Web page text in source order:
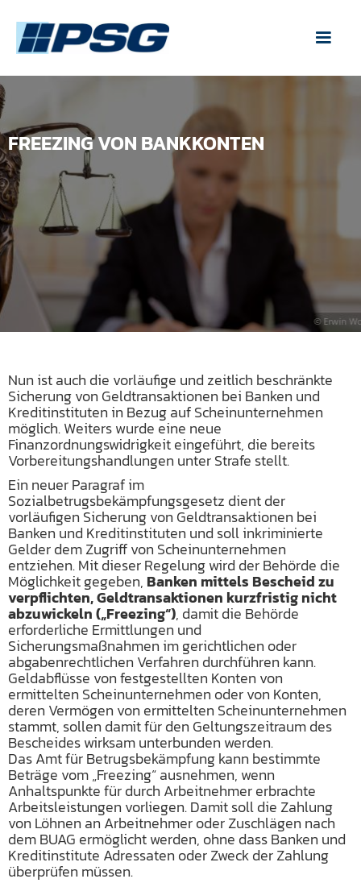
FREEZING VON BANKKONTEN
Nun ist auch die vorläufige und zeitlich beschränkte
Sicherung von Geldtransaktionen bei Banken und
Kreditinstituten in Bezug auf Scheinunternehmen
möglich. Weiters wurde eine neue
Finanzordnungswidrigkeit eingeführt, die bereits
Vorbereitungshandlungen unter Strafe stellt.
Ein neuer Paragraf im
Sozialbetrugsbekämpfungsgesetz dient der
vorläufigen Sicherung von Geldtransaktionen bei
Banken und Kreditinstituten und soll inkriminierte
Gelder dem Zugriff von Scheinunternehmen
entziehen. Mit dieser Regelung wird der Behörde die
Möglichkeit gegeben, Banken mittels Bescheid zu
verpflichten, Geldtransaktionen kurzfristig nicht
abzuwickeln („Freezing“), damit die Behörde
erforderliche Ermittlungen und
Sicherungsmaßnahmen im gerichtlichen oder
abgabenrechtlichen Verfahren durchführen kann.
Geldabflüsse von festgestellten Konten von
ermittelten Scheinunternehmen oder von Konten,
deren Vermögen von ermittelten Scheinunternehmen
stammt, sollen damit für den Geltungszeitraum des
Bescheides wirksam unterbunden werden.
Das Amt für Betrugsbekämpfung kann bestimmte
Beträge vom „Freezing“ ausnehmen, wenn
Anhaltspunkte für durch Arbeitnehmer erbrachte
Arbeitsleistungen vorliegen. Damit soll die Zahlung
von Löhnen an Arbeitnehmer oder Zuschlägen nach
dem BUAG ermöglicht werden, ohne dass Banken und
Kreditinstitute Adressaten oder Zweck der Zahlung
überprüfen müssen.